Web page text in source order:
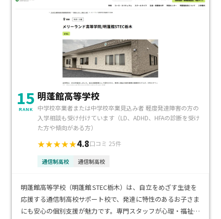
15
RANK
明蓬館高等学校
中学校卒業者または中学校卒業見込み者 軽度発達障害の方の
入学相談も受け付けています（LD、ADHD、HFAの診断を受け
た方や傾向がある方）
★★★★★4.8口コミ 25件
通信制高校 通信制高校
明蓬館高等学校（明蓬館 STEC栃木）は、自立をめざす生徒を
応援する通信制高校サポート校で、発達に特性のあるお子さま
にも安心の個別支援が魅力です。専門スタッフが心理・福祉・